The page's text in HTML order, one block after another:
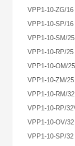
VPP1-10-ZG/16
VPP1-10-SP/
VPP1-10-SM/
VPP1-10-RP/25
VPP1-10-OM/25
VPP1-10-ZM/
VPP1-10-RM/
VPP1-10-RP/
VPP1-10-OV/
VPP1-10-SP/32